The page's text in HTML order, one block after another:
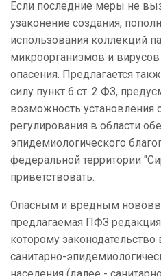
Если последние меры не
узаконение создания,
использования коллекций
микроорганизмов и
опасения. Предлагается
силу пункт 6 ст. 2 ФЗ,
возможность установления
регулирования в области
эпидемиологического
федеральной территории
приветствовать.
Опасным и вредным
предлагаемая ПФЗ редакция
которому законодательство
санитарно-